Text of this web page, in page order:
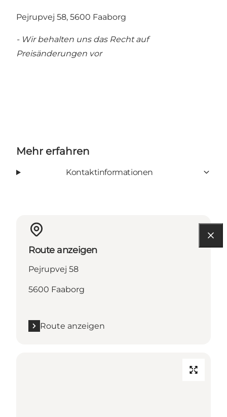
Pejrupvej 58, 5600 Faaborg
- Wir behalten uns das Recht auf
Preisänderungen vor
Mehr erfahren
Kontaktinformationen
Route anzeigen
Pejrupvej 58
5600 Faaborg
Route anzeigen